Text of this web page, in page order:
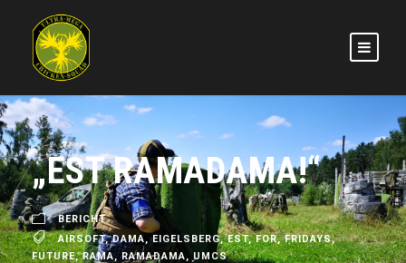
„EST RAMADAMA!“
BERICHT
AIRSOFT, DAMA, EIGELSBERG, EST, FOR, FRIDAYS,
FUTURE, RAMA, RAMADAMA, UMCS